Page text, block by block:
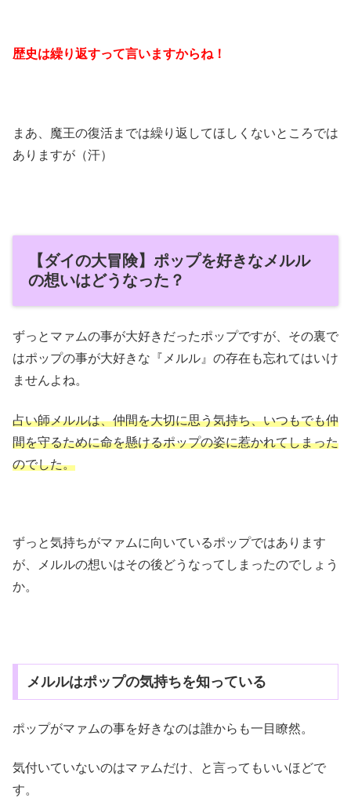
歴史は繰り返すって言いますからね！
まあ、魔王の復活までは繰り返してほしくないところでは
ありますが（汗）
【ダイの大冒険】ポップを好きなメルル
の想いはどうなった？
ずっとマァムの事が大好きだったポップですが、その裏で
はポップの事が大好きな『メルル』の存在も忘れてはいけ
ませんよね。
占い師メルルは、仲間を大切に思う気持ち、いつもでも仲
間を守るために命を懸けるポップの姿に惹かれてしまった
のでした。
ずっと気持ちがマァムに向いているポップではあります
が、メルルの想いはその後どうなってしまったのでしょう
か。
メルルはポップの気持ちを知っている
ポップがマァムの事を好きなのは誰からも一目瞭然。
気付いていないのはマァムだけ、と言ってもいいほどで
す。